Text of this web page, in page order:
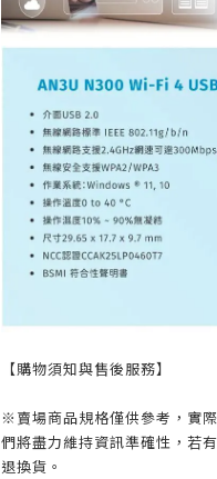
【購物須知與售後服務】
※賣場商品規格僅供參考，實
們將盡力維持資訊準確性，若
退換貨。